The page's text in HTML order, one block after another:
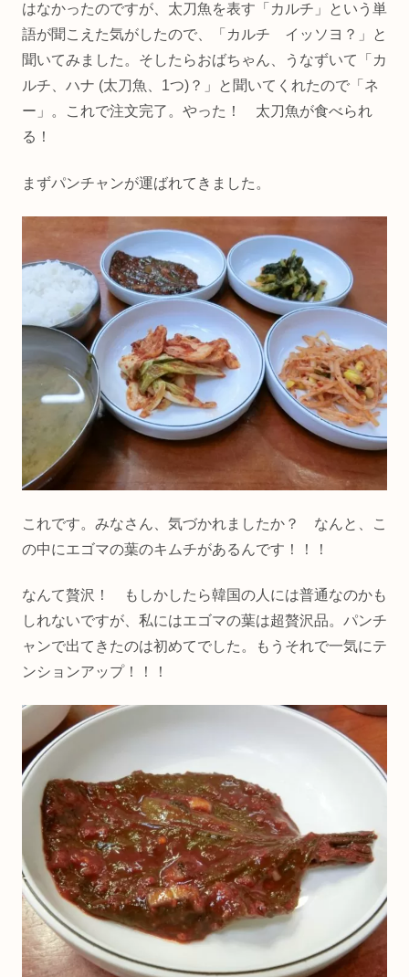
はなかったのですが、太刀魚を表す「カルチ」という単
語が聞こえた気がしたので、「カルチ イッソヨ？」と
聞いてみました。そしたらおばちゃん、うなずいて「カ
ルチ、ハナ (太刀魚、1つ)？」と聞いてくれたので「ネ
ー」。これで注文完了。やった！ 太刀魚が食べられ
る！
まずパンチャンが運ばれてきました。
これです。みなさん、気づかれましたか？ なんと、こ
の中にエゴマの葉のキムチがあるんです！！！
なんて贅沢！ もしかしたら韓国の人には普通なのかも
しれないですが、私にはエゴマの葉は超贅沢品。パンチ
ャンで出てきたのは初めてでした。もうそれで一気にテ
ンションアップ！！！